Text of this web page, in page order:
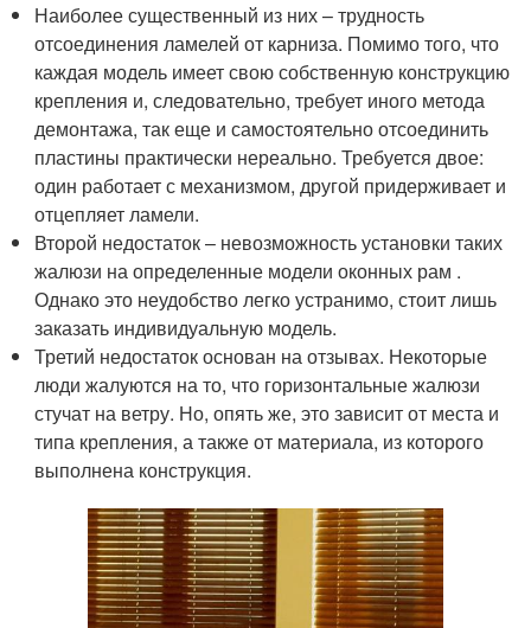
Наиболее существенный из них – трудность
отсоединения ламелей от карниза. Помимо того, что
каждая модель имеет свою собственную конструкцию
крепления и, следовательно, требует иного метода
демонтажа, так еще и самостоятельно отсоединить
пластины практически нереально. Требуется двое:
один работает с механизмом, другой придерживает и
отцепляет ламели.
Второй недостаток – невозможность установки таких
жалюзи на определенные модели оконных рам .
Однако это неудобство легко устранимо, стоит лишь
заказать индивидуальную модель.
Третий недостаток основан на отзывах. Некоторые
люди жалуются на то, что горизонтальные жалюзи
стучат на ветру. Но, опять же, это зависит от места и
типа крепления, а также от материала, из которого
выполнена конструкция.